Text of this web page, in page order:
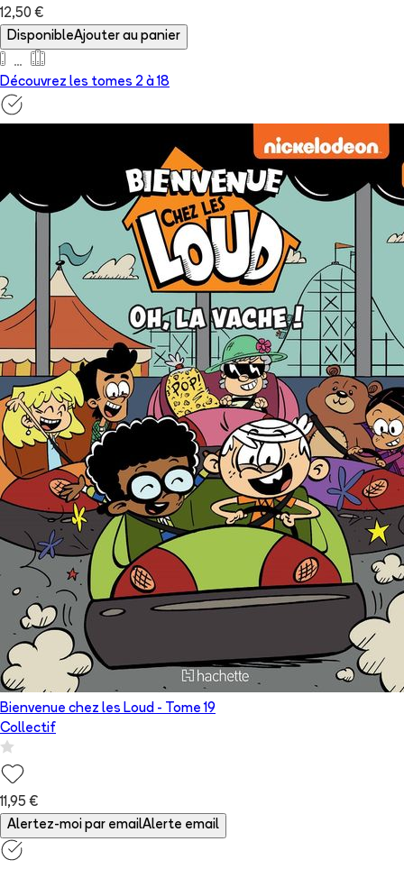
12,50 €
DisponibleAjouter au panier
Découvrez les tomes 2 à 18
Bienvenue chez les Loud - Tome 19
Collectif
11,95 €
Alertez-moi par emailAlerte email